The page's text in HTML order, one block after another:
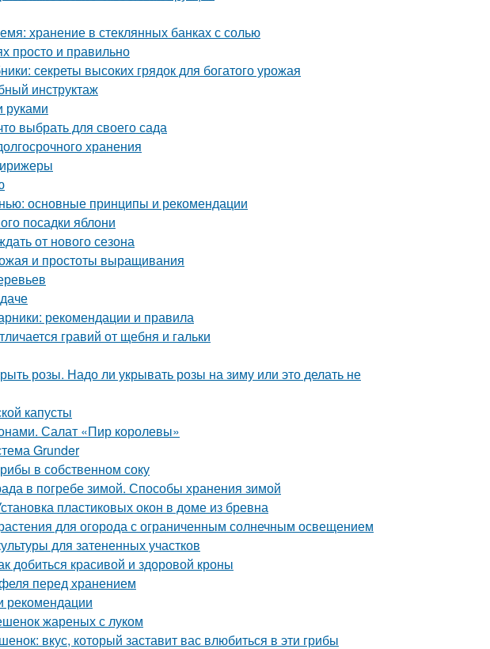
хранение в стеклянных банках с солью
просто и правильно
секреты высоких грядок для богатого урожая
инструктаж
руками
выбрать для своего сада
хранения
основные принципы и рекомендации
посадки яблони
от нового сезона
и простоты выращивания
рекомендации и правила
гравий от щебня и гальки
розы. Надо ли укрывать розы на зиму или это делать не
капусты
Салат «Пир королевы»
Grunder
в собственном соку
в погребе зимой. Способы хранения зимой
пластиковых окон в доме из бревна
для огорода с ограниченным солнечным освещением
для затененных участков
добиться красивой и здоровой кроны
перед хранением
рекомендации
жареных с луком
вкус, который заставит вас влюбиться в эти грибы